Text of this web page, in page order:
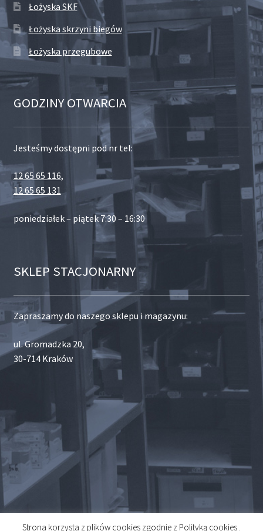
Łożyska SKF
Łożyska skrzyni biegów
Łożyska przegubowe
GODZINY OTWARCIA
Jesteśmy dostępni pod nr tel:
12 65 65 116,
12 65 65 131
poniedziałek – piątek 7:30 – 16:30
SKLEP STACJONARNY
Zapraszamy do naszego sklepu i magazynu:
ul. Gromadzka 20,
30-714 Kraków
Strona korzysta z plików cookies zgodnie z Polityką cookies .